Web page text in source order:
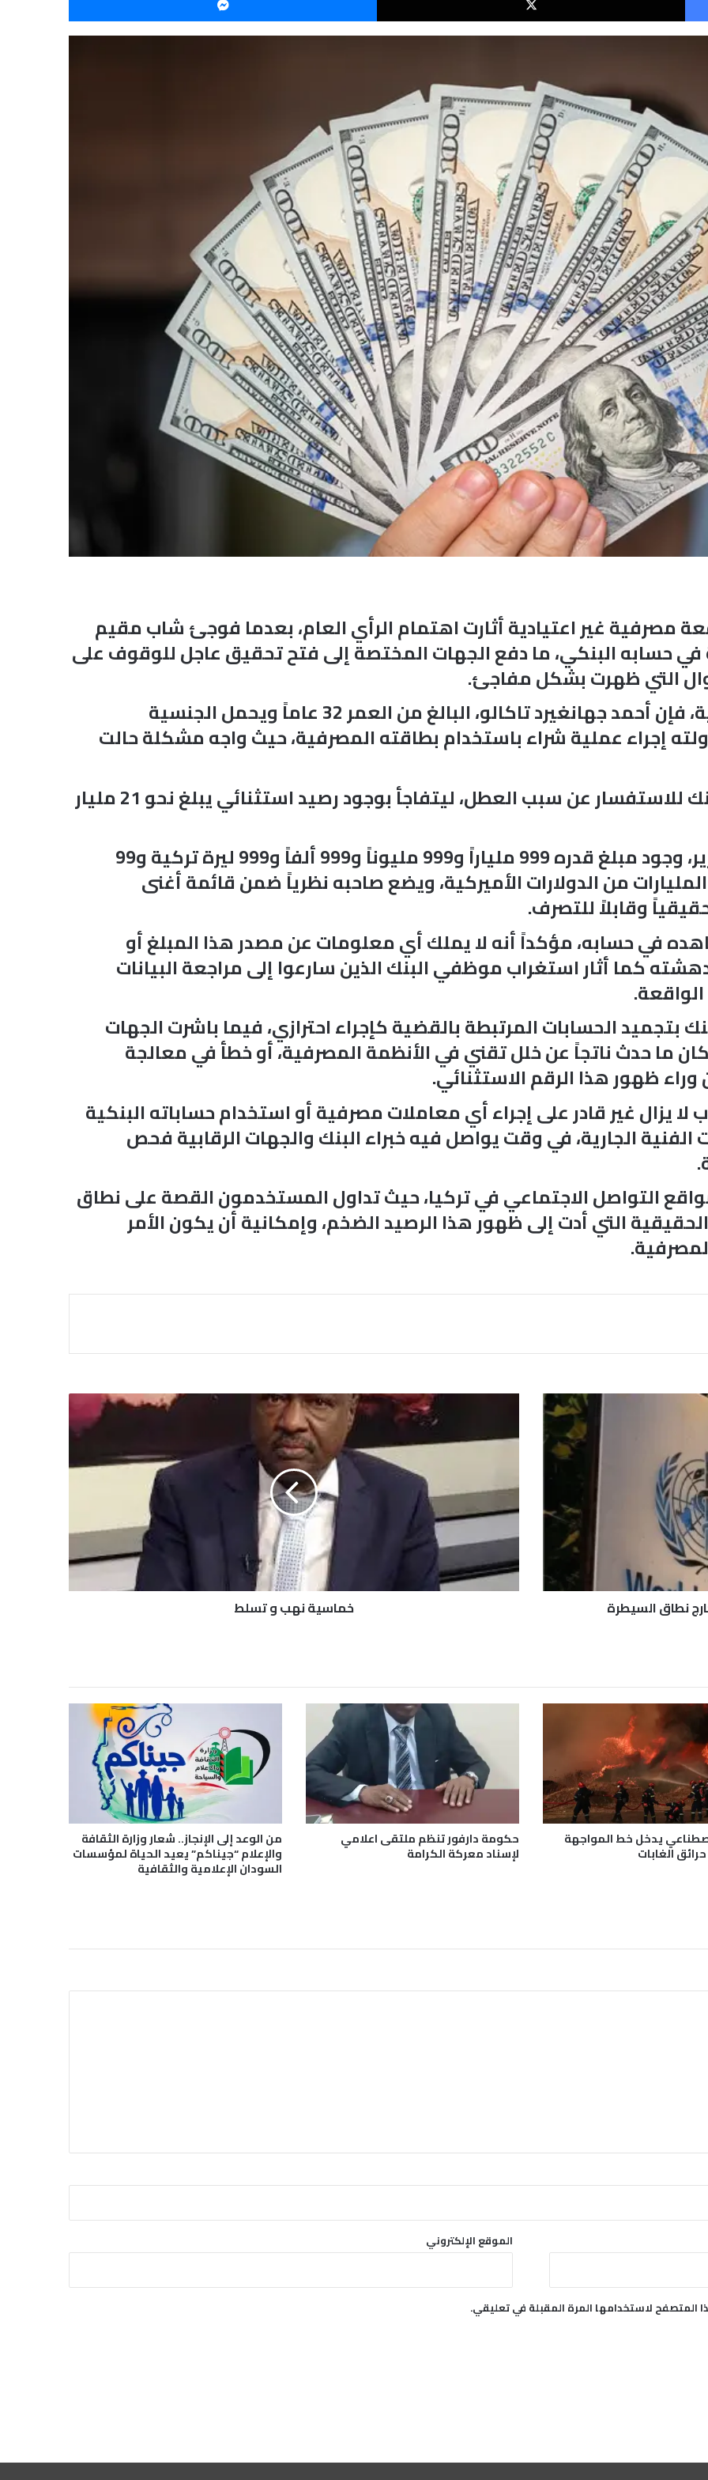
مصرفية غير اعتيادية أثارت اهتمام الرأي العام، بعدما فوجئ شاب مقيم
في حسابه البنكي، ما دفع الجهات المختصة إلى فتح تحقيق عاجل للوقوف على
التي ظهرت بشكل مفاجئ.
وبحسب ما أوردته وسائل إعلام تركية، فإن أحمد جهانغيرد تاكالو، البالغ من العمر 32 عاماً ويحمل الجنسية
إجراء عملية شراء باستخدام بطاقته المصرفية، حيث واجه مشكلة حالت
وعلى إثر ذلك، توجه إلى أحد فروع البنك للاستفسار عن سبب العطل، ليتفاجأ بوجود رصيد استثنائي يبلغ نحو 21 مليار
وأظهرت بيانات الحساب، وفق التقارير، وجود مبلغ قدره 999 ملياراً و999 مليوناً و999 ألفاً و999 ليرة تركية و99
من الدولارات الأميركية، ويضع صاحبه نظرياً ضمن قائمة أغنى
وقابلاً للتصرف.
في حسابه، مؤكداً أنه لا يملك أي معلومات عن مصدر هذا المبلغ أو
كما أثار استغراب موظفي البنك الذين سارعوا إلى مراجعة البيانات
بتجميد الحسابات المرتبطة بالقضية كإجراء احترازي، فيما باشرت الجهات
ما حدث ناتجاً عن خلل تقني في الأنظمة المصرفية، أو خطأ في معالجة
ظهور هذا الرقم الاستثنائي.
لا يزال غير قادر على إجراء أي معاملات مصرفية أو استخدام حساباته البنكية
الفنية الجارية، في وقت يواصل فيه خبراء البنك والجهات الرقابية فحص
التواصل الاجتماعي في تركيا، حيث تداول المستخدمون القصة على نطاق
التي أدت إلى ظهور هذا الرصيد الضخم، وإمكانية أن يكون الأمر
نطاق السيطرة
ا
ة
ه
ب
ت
خماسية نهب و تسلط
يدخل خط المواجهة
الغابات
حكومة دارفور تنظم ملتقى اعلامي
لإسناد معركة الكرامة
من الوعد إلى الإنجاز.. شعار وزارة الثقافة
والإعلام “جيناكم” يعيد الحياة لمؤسسات
السودان الإعلامية والثقافية
الموقع الإلكتروني
المتصفح لاستخدامها المرة المقبلة في تعليقي.